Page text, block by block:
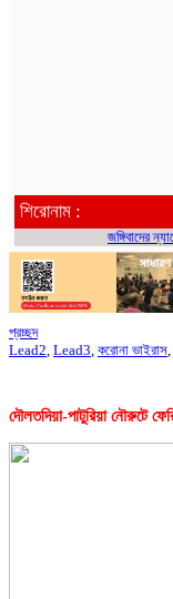
শিরোনাম :
জঙ্গিবাদের ন্যারেটিভ
প্রচ্ছদ
Lead2, Lead3, করোনা ভাইরাস,
দৌলতদিয়া-পাটুরিয়া নৌরুটে